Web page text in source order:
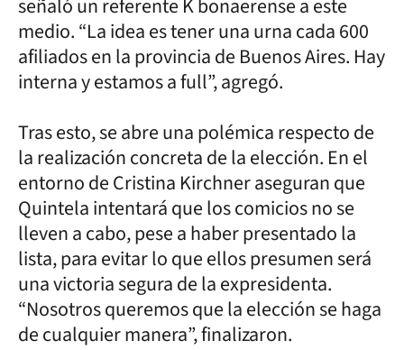
señaló un referente K bonaerense a este
medio. “La idea es tener una urna cada 600
afiliados en la provincia de Buenos Aires. Hay
interna y estamos a full”, agregó.
Tras esto, se abre una polémica respecto de
la realización concreta de la elección. En el
entorno de Cristina Kirchner aseguran que
Quintela intentará que los comicios no se
lleven a cabo, pese a haber presentado la
lista, para evitar lo que ellos presumen será
una victoria segura de la expresidenta.
“Nosotros queremos que la elección se haga
de cualquier manera”, finalizaron.